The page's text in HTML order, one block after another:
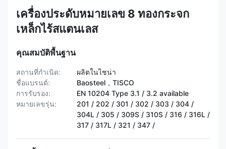
เครื่องประดับหมายเลข 8 ทองกระจก
เหล็กไร้สแตนเลส
คุณสมบัติพื้นฐาน
สถานที่กำเนิด:
ผลิตในไชน่า
ชื่อแบรนด์:
Baosteel，TISCO
การรับรอง:
EN 10204 Type 3.1 / 3.2 available
หมายเลขรุ่น:
201 / 202 / 301 / 302 / 303 / 304 /
304L / 305 / 309S / 310S / 316 / 316L /
317 / 317L / 321 / 347 /